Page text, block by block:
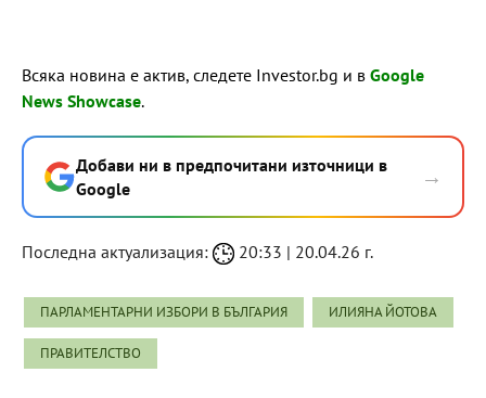
Всяка новина е актив, следете Investor.bg и в Google
News Showcase.
Добави ни в предпочитани източници в
Google
→
Последна актуализация: 20:33 | 20.04.26 г.
ПАРЛАМЕНТАРНИ ИЗБОРИ В БЪЛГАРИЯ ИЛИЯНА ЙОТОВА
ПРАВИТЕЛСТВО